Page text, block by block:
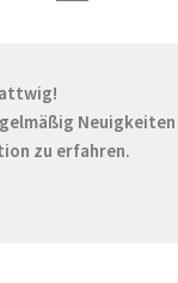
Neuigkeiten
zu erfahren.